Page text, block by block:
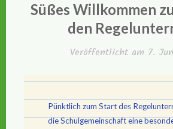
Süßes Willkommen
den
Veröffentlicht am 7.
Pünktlich zum Start des
die Schulgemeinschaft eine